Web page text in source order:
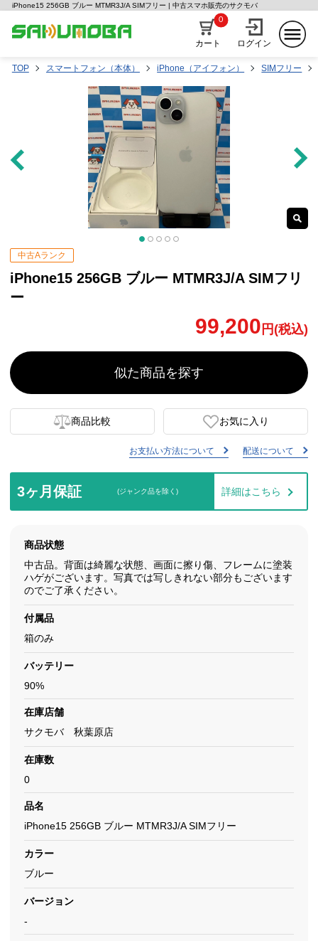
iPhone15 256GB ブルー MTMR3J/A SIMフリー | 中古スマホ販売のサクモバ
カート
0
ログイン
TOP スマートフォン（本体） iPhone（アイフォン） SIMフリー
中古Aランク
iPhone15 256GB ブルー MTMR3J/A SIMフリ
ー
99,200 円(税込)
似た商品を探す
商品比較 お気に入り
お支払い方法について 配送について
3ヶ月保証 (ジャンク品を除く) 詳細はこちら
商品状態
中古品。背面は綺麗な状態、画面に擦り傷、フレームに塗装
ハゲがございます。写真では写しきれない部分もございます
のでご了承ください。
付属品
箱のみ
バッテリー
90%
在庫店舗
サクモバ 秋葉原店
在庫数
0
品名
iPhone15 256GB ブルー MTMR3J/A SIMフリー
カラー
ブルー
バージョン
-